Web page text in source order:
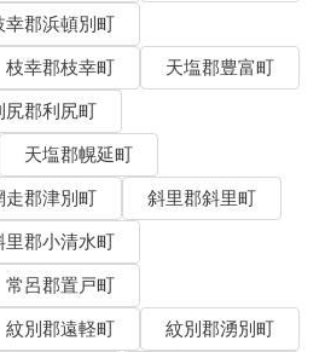
幸郡浜頓別町
枝幸郡枝幸町
天塩郡豊富町
尻郡利尻町
天塩郡幌延町
走郡津別町
斜里郡斜里町
里郡小清水町
常呂郡置戸町
紋別郡遠軽町
紋別郡湧別町